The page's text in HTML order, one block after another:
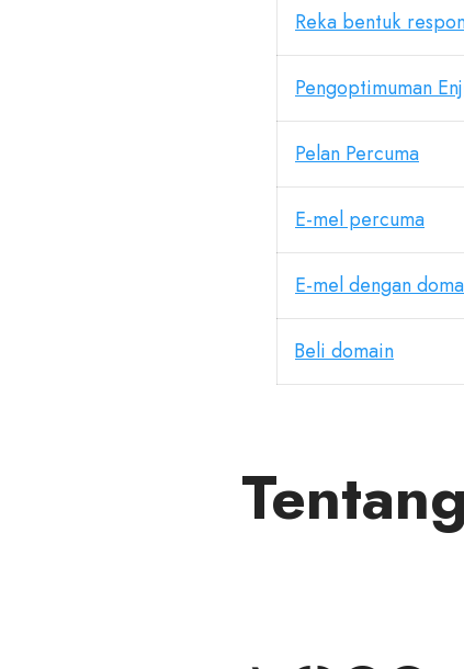
Reka bentuk
Pengoptimuman
Pelan Percuma
E-mel percuma
E-mel dengan
Beli domain